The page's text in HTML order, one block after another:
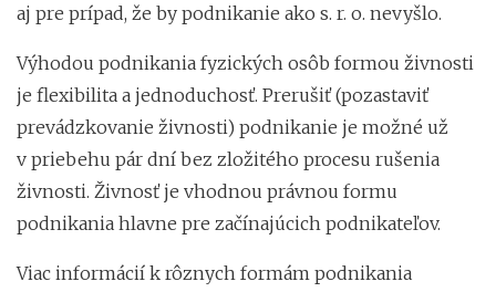
aj pre prípad, že by podnikanie ako s. r. o. nevyšlo.
Výhodou podnikania fyzických osôb formou živnosti
je flexibilita a jednoduchosť. Prerušiť (pozastaviť
prevádzkovanie živnosti) podnikanie je možné už
v priebehu pár dní bez zložitého procesu rušenia
živnosti. Živnosť je vhodnou právnou formu
podnikania hlavne pre začínajúcich podnikateľov.
Viac informácií k rôznych formám podnikania